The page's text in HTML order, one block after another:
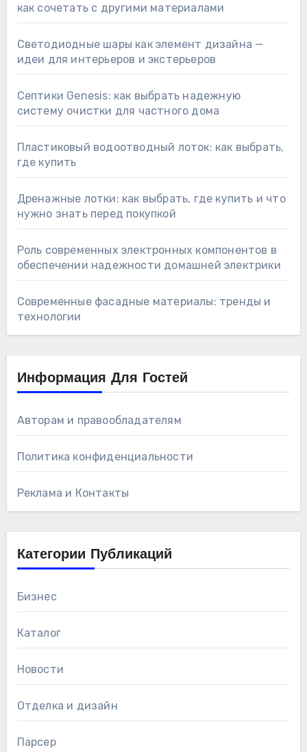
как сочетать с другими материалами
Светодиодные шары как элемент дизайна —
идеи для интерьеров и экстерьеров
Септики Genesis: как выбрать надежную
систему очистки для частного дома
Пластиковый водоотводный лоток: как выбрать,
где купить
Дренажные лотки: как выбрать, где купить и что
нужно знать перед покупкой
Роль современных электронных компонентов в
обеспечении надежности домашней электрики
Современные фасадные материалы: тренды и
технологии
Информация Для Гостей
Авторам и правообладателям
Политика конфиденциальности
Реклама и Контакты
Категории Публикаций
Бизнес
Каталог
Новости
Отделка и дизайн
Парсер